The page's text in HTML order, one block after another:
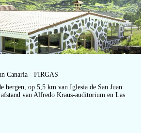
Canaria - FIRGAS
op 5,5 km van Iglesia de San Juan
van Alfredo Kraus-auditorium en Las